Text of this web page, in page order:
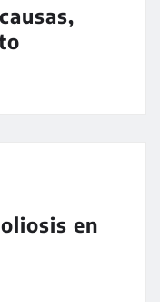
en